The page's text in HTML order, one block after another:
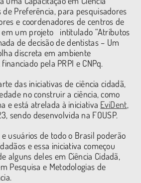
de Preferência, para pesquisadores
e coordenadores de centros de
em um projeto intitulado “Atributos
de decisão de dentistas – Um
discreta em ambiente
pela PRPI e CNPq.
das iniciativas de ciência cidadã,
no construir a ciência, como
e está atrelada à iniciativa EviDent,
sendo desenvolvida na FOUSP.
usuários de todo o Brasil poderão
e essa iniciativa começou
alguns deles em Ciência Cidadã,
Pesquisa e Metodologias de